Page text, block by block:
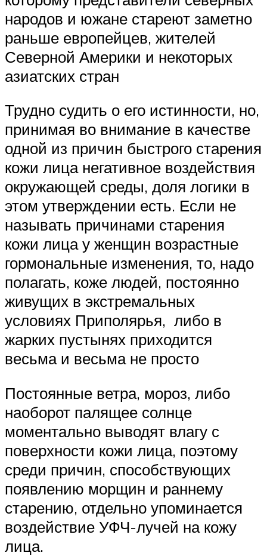
народов и южане стареют заметно
раньше европейцев, жителей
Северной Америки и некоторых
азиатских стран
Трудно судить о его истинности, но,
принимая во внимание в качестве
одной из причин быстрого старения
кожи лица негативное воздействия
окружающей среды, доля логики в
этом утверждении есть. Если не
называть причинами старения
кожи лица у женщин возрастные
гормональные изменения, то, надо
полагать, коже людей, постоянно
живущих в экстремальных
условиях Приполярья, либо в
жарких пустынях приходится
весьма и весьма не просто
Постоянные ветра, мороз, либо
наоборот палящее солнце
моментально выводят влагу с
поверхности кожи лица, поэтому
среди причин, способствующих
появлению морщин и раннему
старению, отдельно упоминается
воздействие УФЧ-лучей на кожу
лица.